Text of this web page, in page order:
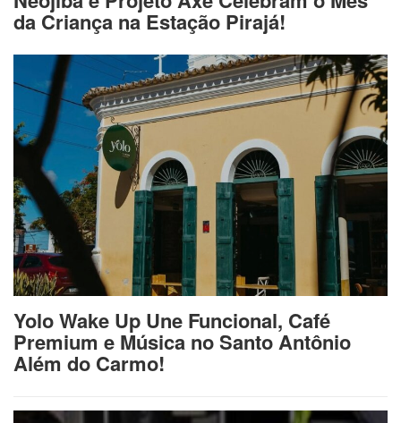
da Criança na Estação Pirajá!
Yolo Wake Up Une Funcional, Café
Premium e Música no Santo Antônio
Além do Carmo!